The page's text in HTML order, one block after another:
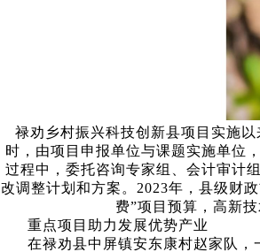
禄劝乡村振兴科技创新县项目实施
时，由项目申报单位与课题实施单位
过程中，委托咨询专家组、会计审计
改调整计划和方案。2023年，县级财
费”项目预算，高新
重点项目助力发展优势产业
在禄劝县中屏镇安东康村赵家队